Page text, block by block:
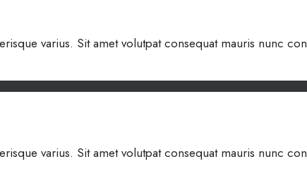
varius. Sit amet volutpat consequat mauris nunc
varius. Sit amet volutpat consequat mauris nunc